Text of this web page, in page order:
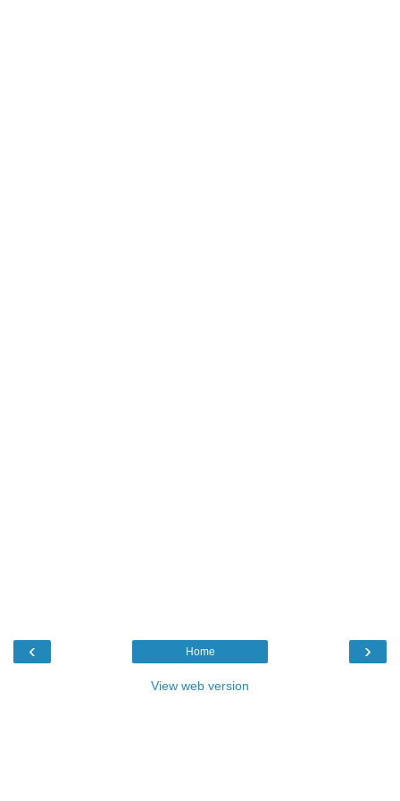
‹ ›
Home
View web version